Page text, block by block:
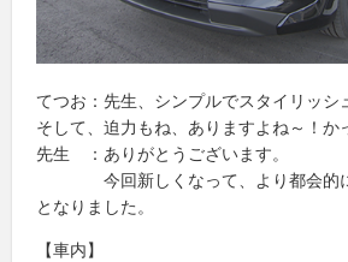
てつお：先生、シンプルでスタイリッシ
そして、迫力もね、ありますよね～！か
先生 ：ありがとうございます。
今回新しくなって、より都会的に
となりました。
【車内】